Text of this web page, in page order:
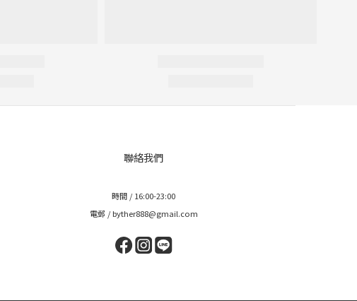
聯絡我們
時間 / 16:00-23:00
電郵 / byther888@gmail.com